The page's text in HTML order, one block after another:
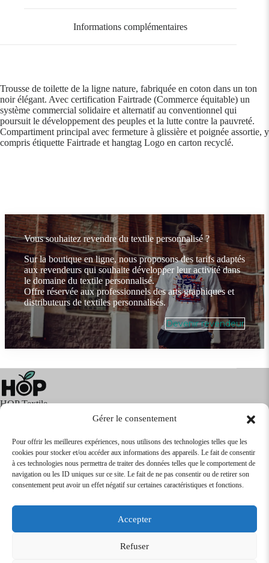
Gérer le consentement
Pour offrir les meilleures expériences, nous utilisons des technologies telles que les
cookies pour stocker et/ou accéder aux informations des appareils. Le fait de consentir
à ces technologies nous permettra de traiter des données telles que le comportement de
navigation ou les ID uniques sur ce site. Le fait de ne pas consentir ou de retirer son
consentement peut avoir un effet négatif sur certaines caractéristiques et fonctions.
Accepter
Refuser
Informations complémentaires
Trousse de toilette de la ligne nature, fabriquée en coton dans un ton
noir élégant. Avec certification Fairtrade (Commerce équitable) un
système commercial solidaire et alternatif au conventionnel qui
poursuit le développement des peuples et la lutte contre la pauvreté.
Compartiment principal avec fermeture à glissière et poignée assortie, y
compris étiquette Fairtrade et hangtag Logo en carton recyclé.
Vous souhaitez revendre du textile personnalisé ?
Sur la boutique en ligne, nous proposons des tarifs adaptés
aux revendeurs qui souhaite développer leur activité dans
le domaine du textile personnalisé.
Offre réservée aux professionnels des arts graphiques et
distributeurs de textiles personnalisés.
Devenir revendeur
HOP Textile
Textile Articles Publicitaires
Infos
Boutique en ligne
Express 24H
Tarifs Revendeurs